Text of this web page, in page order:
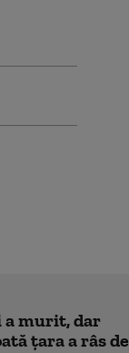
a murit, dar
țara a râs de